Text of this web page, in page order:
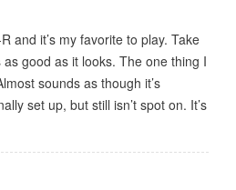
it’s my favorite to play. Take